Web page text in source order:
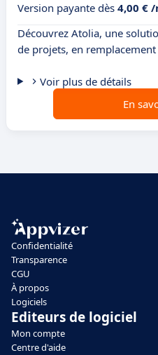
Version payante dès 4,00 €
Découvrez Atolia, une
de projets, en remplacement
Voir plus de détails
En
Confidentialité
Transparence
CGU
À propos
Logiciels
Editeurs de logiciel
Mon compte
Centre d'aide